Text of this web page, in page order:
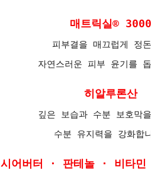
매트릭실® 3000
피부결을 매끄럽게 정
자연스러운 피부 윤기를
히알루론산
깊은 보습과 수분 보호막
수분 유지력을 강화합
시어버터 · 판테놀 · 비타